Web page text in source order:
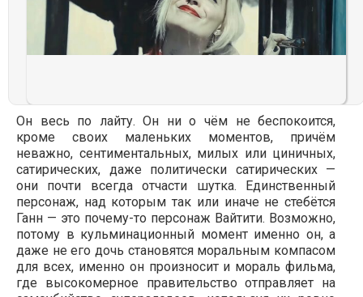
Он весь по лайту. Он ни о чём не беспокоится,
кроме своих маленьких моментов, причём
неважно, сентиментальных, милых или циничных,
сатирических, даже политически сатирических —
они почти всегда отчасти шутка. Единственный
персонаж, над которым так или иначе не стебётся
Ганн — это почему-то персонаж Вайтити. Возможно,
потому в кульминационный момент именно он, а
даже не его дочь становятся моральным компасом
для всех, именно он произносит и мораль фильма,
где высокомерное правительство отправляет на